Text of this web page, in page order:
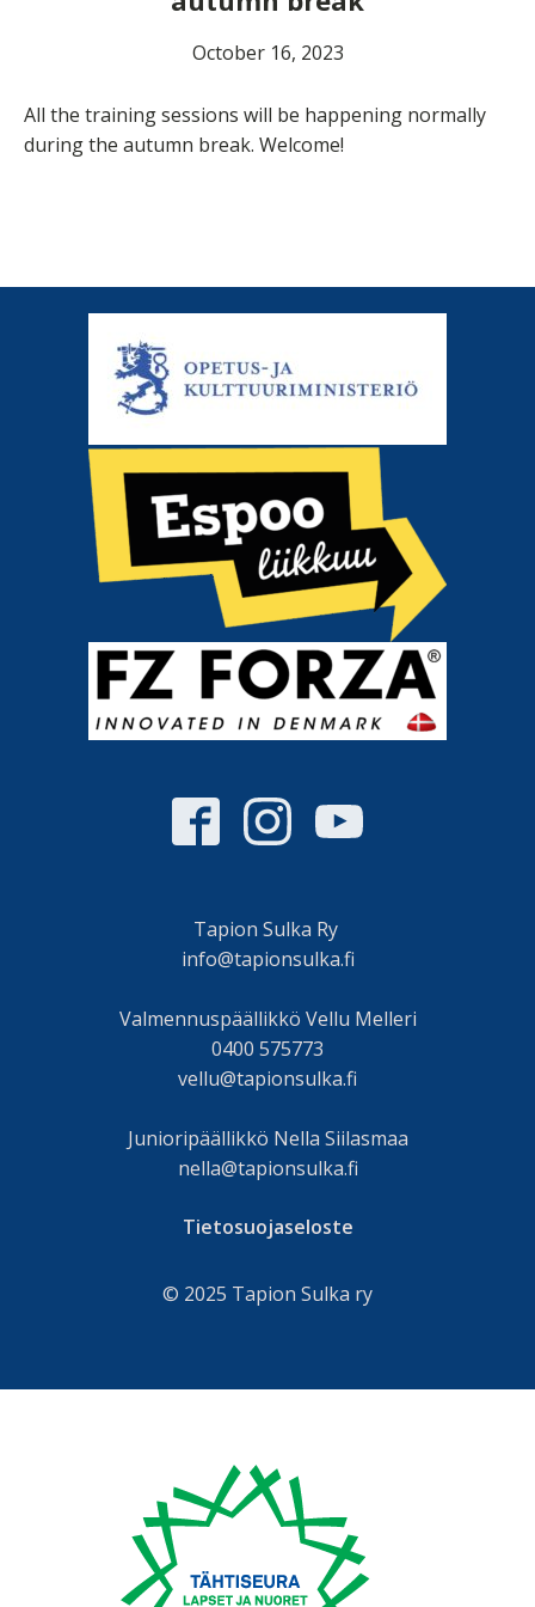
October 16, 2023
All the training sessions will be happening normally
during the autumn break. Welcome!
Tapion Sulka Ry
info@tapionsulka.fi
Valmennuspäällikkö Vellu Melleri
0400 575773
vellu@tapionsulka.fi
Junioripäällikkö Nella Siilasmaa
nella@tapionsulka.fi
Tietosuojaseloste
© 2025 Tapion Sulka ry